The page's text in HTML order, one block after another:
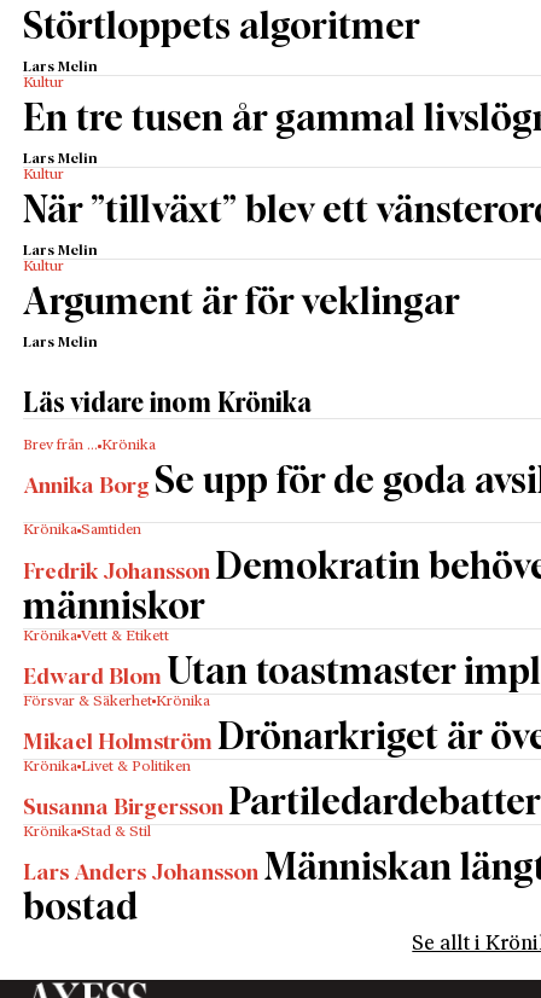
Störtloppets algoritmer
Lars Melin
Kultur
En tre tusen år gammal
Lars Melin
Kultur
När ”tillväxt” blev ett
Lars Melin
Kultur
Argument är för veklingar
Lars Melin
Läs vidare inom Krönika
Brev från … Krönika
Annika Borg Se upp för de goda
Krönika Samtiden
Fredrik Johansson Demokratin
människor
Krönika Vett & Etikett
Edward Blom Utan toastmaster
Försvar & Säkerhet Krönika
Mikael Holmström Drönarkriget är
Krönika Livet & Politiken
Susanna Birgersson
Krönika Stad & Stil
Lars Anders Johansson Människan
bostad
Se allt i